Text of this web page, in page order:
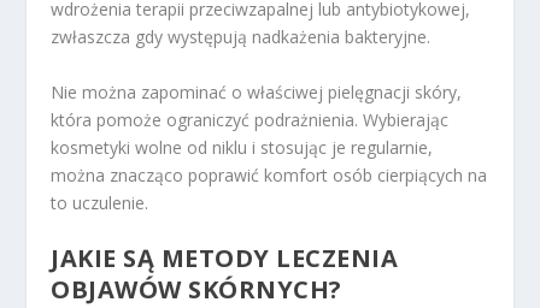
wdrożenia terapii przeciwzapalnej lub antybiotykowej,
zwłaszcza gdy występują nadkażenia bakteryjne.
Nie można zapominać o właściwej pielęgnacji skóry,
która pomoże ograniczyć podrażnienia. Wybierając
kosmetyki wolne od niklu i stosując je regularnie,
można znacząco poprawić komfort osób cierpiących na
to uczulenie.
JAKIE SĄ METODY LECZENIA
OBJAWÓW SKÓRNYCH?